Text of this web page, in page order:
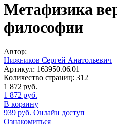
Метафизика
философии
Автор:
Нижников Сергей Анатольевич
Артикул: 163950.06.01
Количество страниц: 312
1 872 руб.
1 872 руб.
В корзину
939 руб. Онлайн доступ
Ознакомиться